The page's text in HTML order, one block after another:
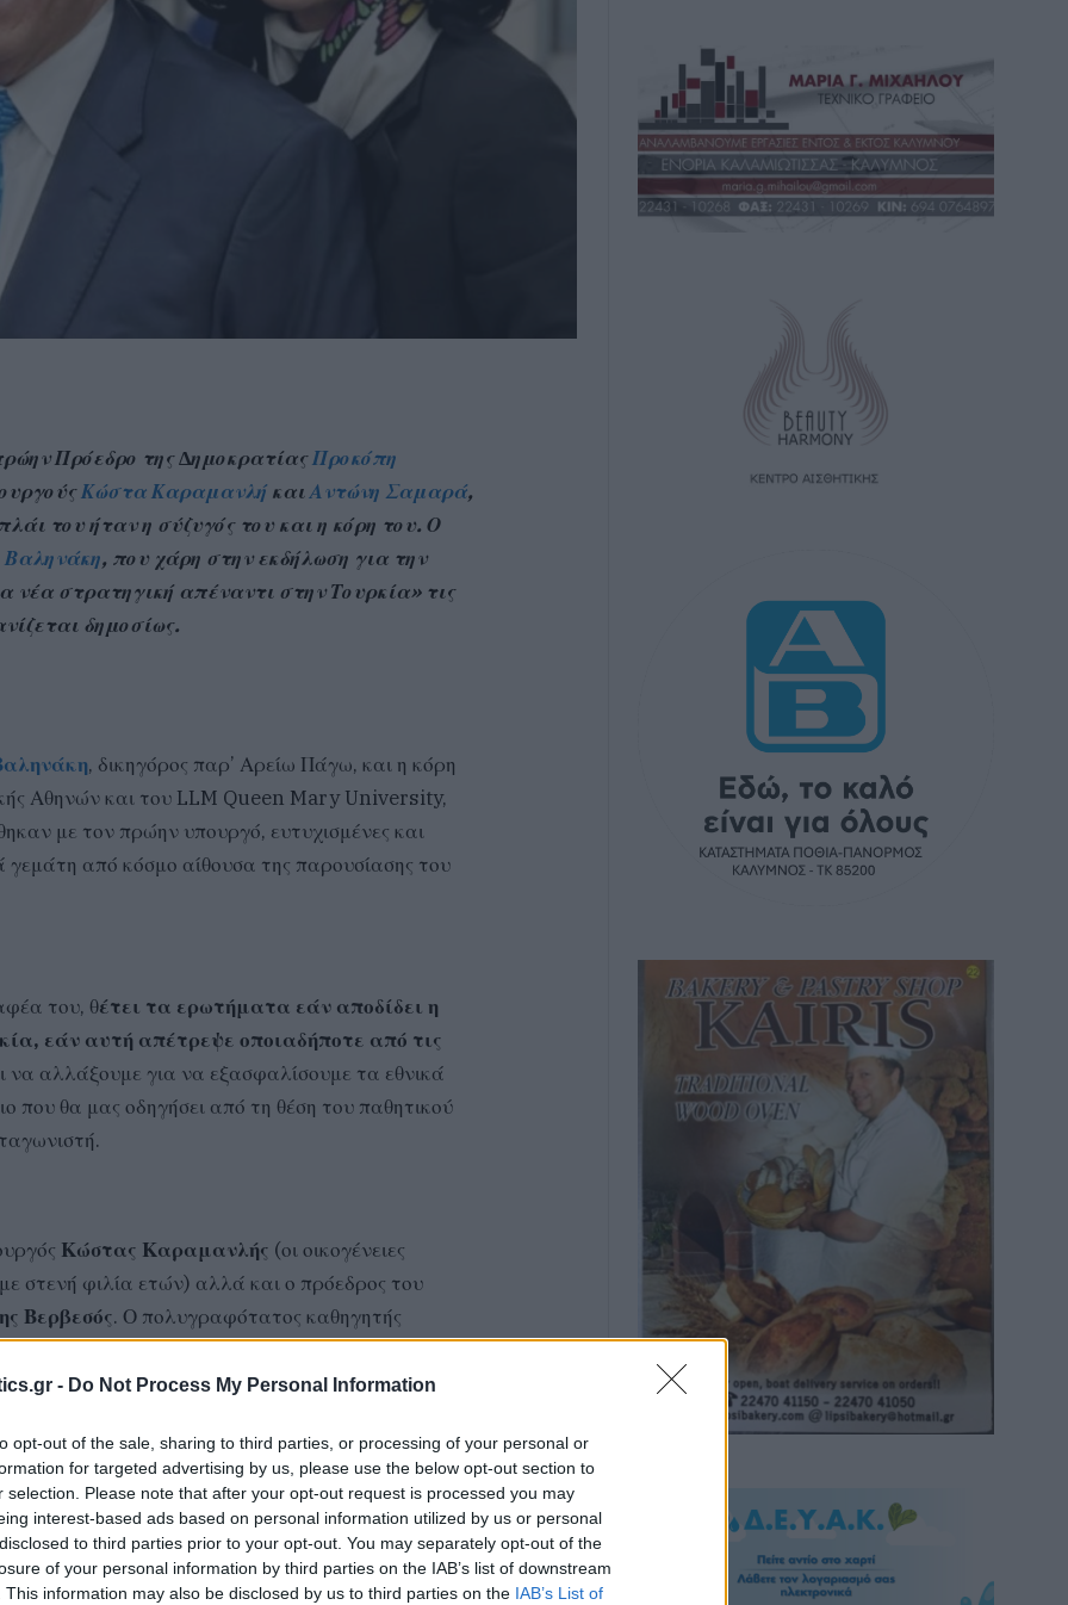
- Do Not Process My Personal Information
opt-out of the sale, sharing to third parties, or processing of your personal or
for targeted advertising by us, please use the below opt-out section to
selection. Please note that after your opt-out request is processed you may
interest-based ads based on personal information utilized by us or personal
to third parties prior to your opt-out. You may separately opt-out of the
of your personal information by third parties on the IAB’s list of downstream
This information may also be disclosed by us to third parties on the IAB’s List of
Πρόεδρο της ∆ημοκρατίαςΠροκόπη
Κώστα Καραμανλή καιΑντώνη Σαμαρά,
του ήταν η σύζυγός του και η κόρη του. Ο
Βαληνάκη, που χάρη στην εκδήλωση για την
νέα στρατηγική απέναντι στην Τουρκία» τις
δημοσίως.
, δικηγόρος παρ’ Αρείω Πάγω, και η κόρη
Αθηνών και του LLM Queen Mary University,
με τον πρώην υπουργό, ευτυχισμένες και
γεμάτη από κόσμο αίθουσα της παρουσίασης του
του, θέτει τα ερωτήματα εάν αποδίδει η
εάν αυτή απέτρεψε οποιαδήποτε από τις
να αλλάξουμε για να εξασφαλίσουμε τα εθνικά
που θα μας οδηγήσει από τη θέση του παθητικού
Κώστας Καραμανλής (οι οικογένειες
στενή φιλία ετών) αλλά και ο πρόεδρος του
Βερβεσός. Ο πολυγραφότατος καθηγητής
της Χριστίνας και της Χριστιάννας και επίσης και
των γυναικών της ζωής του.